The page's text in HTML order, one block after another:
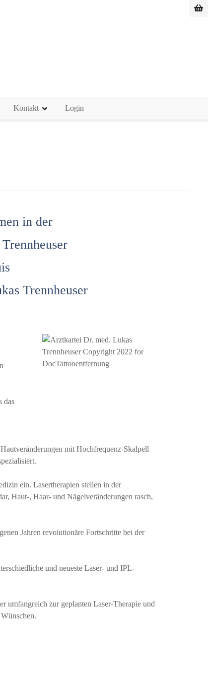
Kontakt Login
in der
Trennheuser
das
mit Hochfrequenz-Skalpell
ein. Lasertherapien stellen in der
Haut-, Haar- und Nägelveränderungen rasch,
Jahren revolutionäre Fortschritte bei der
und neueste Laser- und IPL-
umfangreich zur geplanten Laser-Therapie und